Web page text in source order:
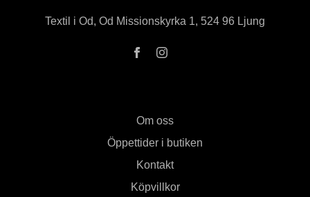
Textil i Od, Od Missionskyrka 1, 524 96 Ljung
Om oss
Öppettider i butiken
Kontakt
Köpvillkor